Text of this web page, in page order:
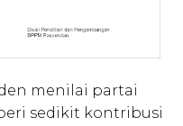
menilai partai
sedikit kontribusi